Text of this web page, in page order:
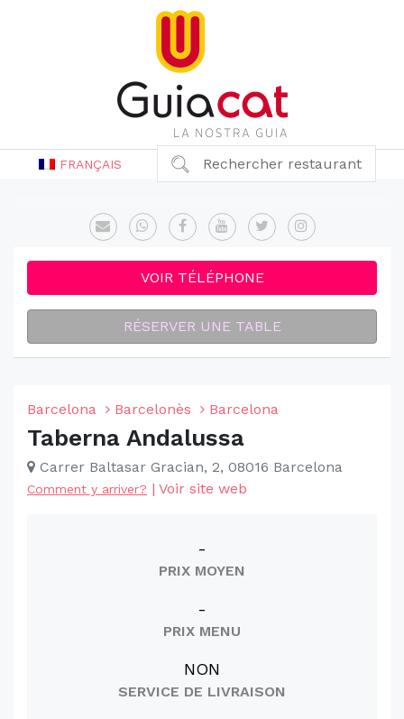
FRANÇAIS Rechercher restaurant
VOIR TÉLÉPHONE
RÉSERVER UNE TABLE
Barcelona Barcelonès Barcelona
Taberna Andalussa
Carrer Baltasar Gracian, 2, 08016 Barcelona
Comment y arriver? | Voir site web
-
PRIX MOYEN
-
PRIX MENU
NON
SERVICE DE LIVRAISON